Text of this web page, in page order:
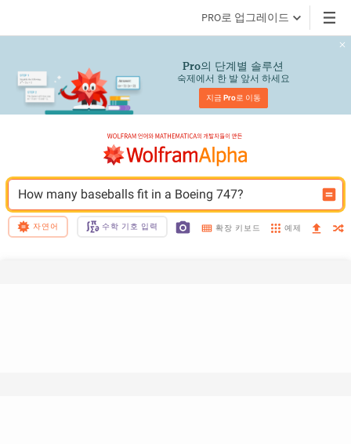
PRO로 업그레이드
Pro의 단계별 솔루션
숙제에서 한 발 앞서 하세요
지금 Pro로 이동
How many baseballs fit in a Boeing 747?
자연어 수학 기호 입력 확장 키보드 예제